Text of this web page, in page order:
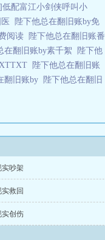
低配富江小剑侠呼叫小
陛下他总在翻旧账by免
阅读
陛下他总在翻旧账番
在翻旧账by素千絮
陛下他
陛下他总在翻旧账
翻旧账by
陛下他总在翻旧
实吵架
救回
实创伤